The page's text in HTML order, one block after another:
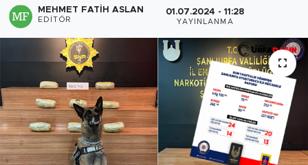
MEHMET FATIH ASLAN
EDITÖR
01.07.2024 - 11:28
YAYINLANMA